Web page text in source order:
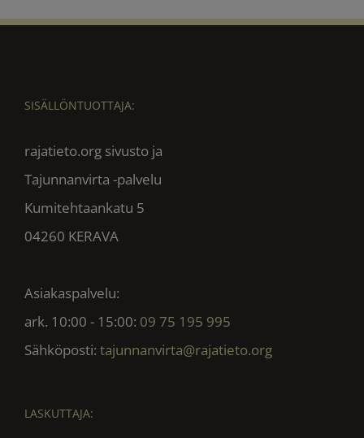
SISÄLLÖNTUOTTAJA:
rajatieto.org sivusto ja
Tajunnanvirta -palvelu
Kumitehtaankatu 5
04260 KERAVA
Asiakaspalvelu:
ark. 10:00 - 15:00: 09 75 195 995
Sähköposti: tajunnanvirta@rajatieto.org
LASKUTTAJA: